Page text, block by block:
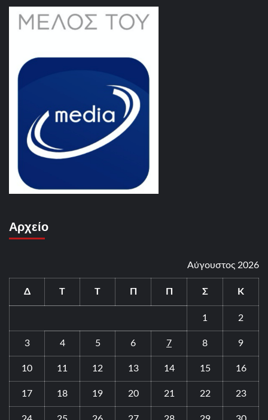
Αρχείο
Αύγουστος 2026
Δ Τ Τ Π Π Σ Κ
1 2
3 4 5 6 7 8 9
10 11 12 13 14 15 16
17 18 19 20 21 22 23